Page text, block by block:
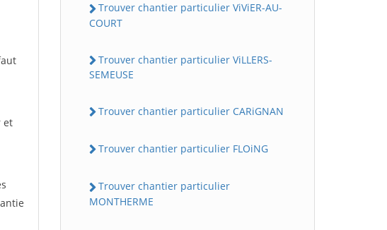
et
Trouver chantier particulier ViViER-AU-
COURT
Trouver chantier particulier ViLLERS-
SEMEUSE
Trouver chantier particulier CARiGNAN
Trouver chantier particulier FLOiNG
Trouver chantier particulier
MONTHERME